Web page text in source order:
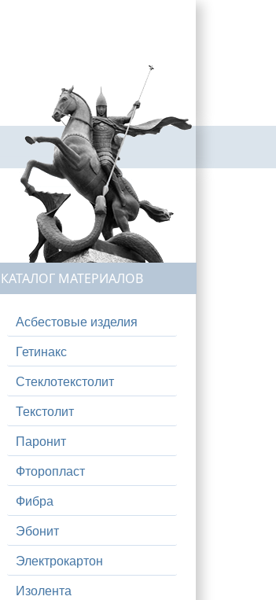
КАТАЛОГ МАТЕРИАЛОВ
Асбестовые изделия
Гетинакс
Стеклотекстолит
Текстолит
Паронит
Фторопласт
Фибра
Эбонит
Электрокартон
Изолента